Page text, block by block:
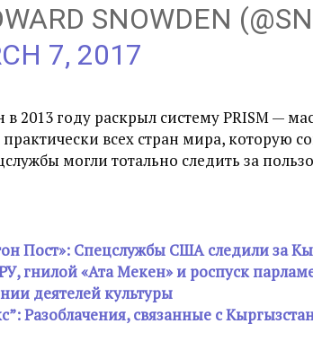
SNOWDEN
7, 2017
2013 году раскрыл систему PRISM —
всех стран мира, которую
могли тотально следить за
Пост»: Спецслужбы США следили за
гнилой «Ата Мекен» и роспуск
деятелей культуры
Разоблачения, связанные с